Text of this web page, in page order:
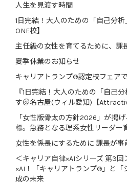
人生を見渡す時間
1日完結！大人のための「自己分
ONE校】
主任級の女性を育てるために、課
夏季休業のお知らせ
キャリアトランプ®認定校フェア
『1日完結！大人のための「自己
す＠名古屋(ウィル愛知)【
「女性版骨太の方針2026」が掲
標。急務となる理系女性リーダー
女性を係長にするために 課長が
＜キャリア自律×AIシリーズ 第3
×AI！「キャリアトランプ®」と「
成の未来